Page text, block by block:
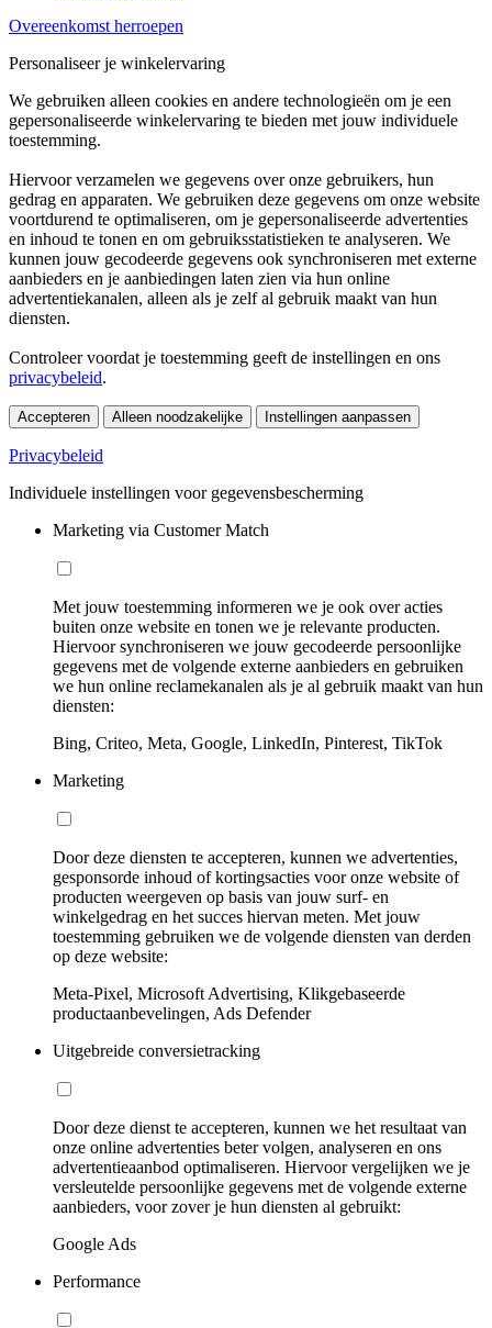
Overeenkomst herroepen
Personaliseer je winkelervaring
We gebruiken alleen cookies en andere technologieën om je een
gepersonaliseerde winkelervaring te bieden met jouw individuele
toestemming.
Hiervoor verzamelen we gegevens over onze gebruikers, hun
gedrag en apparaten. We gebruiken deze gegevens om onze website
voortdurend te optimaliseren, om je gepersonaliseerde advertenties
en inhoud te tonen en om gebruiksstatistieken te analyseren. We
kunnen jouw gecodeerde gegevens ook synchroniseren met externe
aanbieders en je aanbiedingen laten zien via hun online
advertentiekanalen, alleen als je zelf al gebruik maakt van hun
diensten.
Controleer voordat je toestemming geeft de instellingen en ons
privacybeleid.
Accepteren Alleen noodzakelijke Instellingen aanpassen
Privacybeleid
Individuele instellingen voor gegevensbescherming
Marketing via Customer Match
Met jouw toestemming informeren we je ook over acties
buiten onze website en tonen we je relevante producten.
Hiervoor synchroniseren we jouw gecodeerde persoonlijke
gegevens met de volgende externe aanbieders en gebruiken
we hun online reclamekanalen als je al gebruik maakt van hun
diensten:
Bing, Criteo, Meta, Google, LinkedIn, Pinterest, TikTok
Marketing
Door deze diensten te accepteren, kunnen we advertenties,
gesponsorde inhoud of kortingsacties voor onze website of
producten weergeven op basis van jouw surf- en
winkelgedrag en het succes hiervan meten. Met jouw
toestemming gebruiken we de volgende diensten van derden
op deze website:
Meta-Pixel, Microsoft Advertising, Klikgebaseerde
productaanbevelingen, Ads Defender
Uitgebreide conversietracking
Door deze dienst te accepteren, kunnen we het resultaat van
onze online advertenties beter volgen, analyseren en ons
advertentieaanbod optimaliseren. Hiervoor vergelijken we je
versleutelde persoonlijke gegevens met de volgende externe
aanbieders, voor zover je hun diensten al gebruikt:
Google Ads
Performance